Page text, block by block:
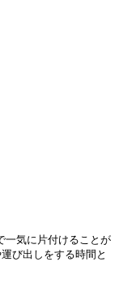
一気に片付けることが
び出しをする時間と